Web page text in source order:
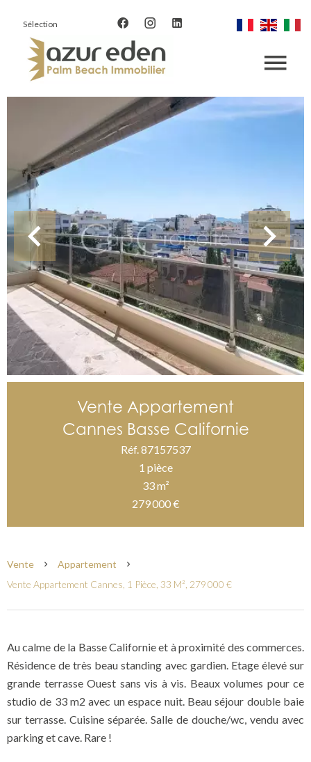
Sélection
Vente Appartement
Cannes Basse Californie
Réf. 87157537
1 pièce
33 m²
279 000 €
Vente
Appartement
Vente Appartement Cannes, 1 Pièce, 33 M², 279 000 €
Au calme de la Basse Californie et à proximité des commerces.
Résidence de très beau standing avec gardien. Etage élevé sur
grande terrasse Ouest sans vis à vis. Beaux volumes pour ce
studio de 33 m2 avec un espace nuit. Beau séjour double baie
sur terrasse. Cuisine séparée. Salle de douche/wc, vendu avec
parking et cave. Rare !